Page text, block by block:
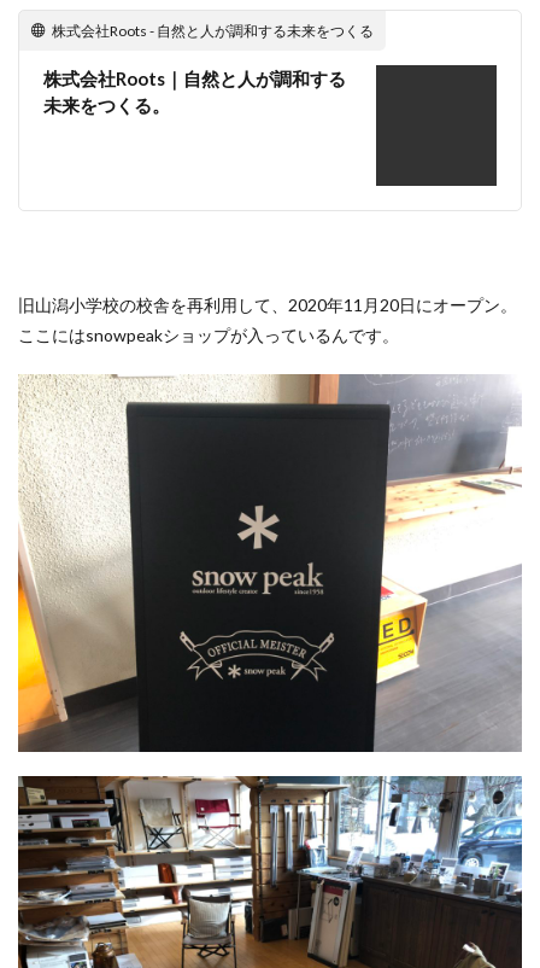
株式会社Roots - 自然と人が調和する未来をつくる
株式会社Roots｜自然と人が調和する
未来をつくる。
旧山潟小学校の校舎を再利用して、2020年11月20日にオープン。
ここにはsnowpeakショップが入っているんです。